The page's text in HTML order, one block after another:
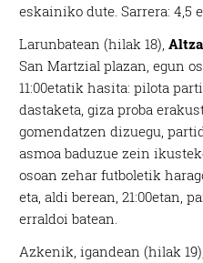
eskainiko dute . Sarrera: 4,5
Larunbatean (hilak 18),
San Martzial plazan, egun
11:00etatik hasita: pilota
dastaketa, giza proba
gomendatzen dizuegu,
asmoa baduzue zein
osoan zehar futboletik
eta, aldi berean, 21:00etan,
erraldoi batean.
Azkenik, igandean (hilak